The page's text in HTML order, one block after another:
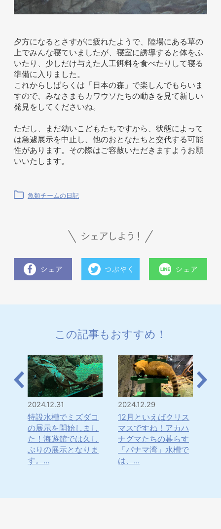
夕方になるとさすがに疲れたようで、陸場にある草の
上でみんな寝ていましたが、寝室に誘導すると体をふ
いたり、少しだけ与えた人工餌料を食べたりして寝る
準備に入りました。
これからしばらくは「日本の森」で楽しんでもらいま
すので、みなさまもカワウソたちの動きを見て新しい
発見をしてくださいね。
ただし、まだ幼いこどもたちですから、状態によって
は急遽展示を中止し、他のおとなたちと交代する可能
性があります。その際はご容赦いただきますようお願
いいたします。
魚類チームの日記
この記事もおすすめ！
2024.12.31
特設水槽でミズダコ
の展示を開始しまし
た！海遊館では久し
ぶりの展示となりま
す。...
2024.12.29
12月といえばクリス
マスですね！アカハ
ナグマたちの暮らす
「パナマ湾」水槽で
は、...